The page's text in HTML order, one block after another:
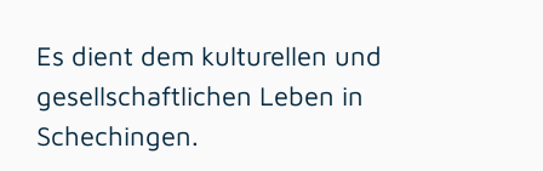
Es dient dem kulturellen und
gesellschaftlichen Leben in
Schechingen.